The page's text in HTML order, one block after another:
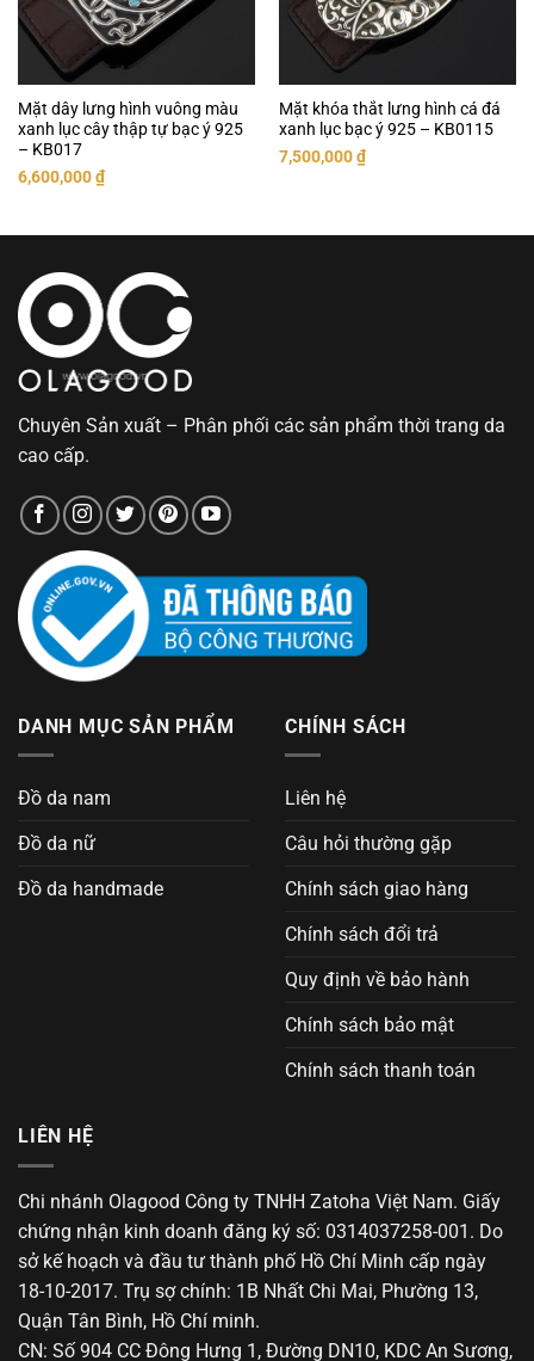
Mặt dây lưng hình vuông màu
xanh lục cây thập tự bạc ý 925
– KB017
6,600,000₫
Mặt khóa thắt lưng hình cá đá
xanh lục bạc ý 925 – KB0115
7,500,000₫
Chuyên Sản xuất – Phân phối các sản phẩm thời trang da
cao cấp.
DANH MỤC SẢN PHẨM
Đồ da nam
Đồ da nữ
Đồ da handmade
CHÍNH SÁCH
Liên hệ
Câu hỏi thường gặp
Chính sách giao hàng
Chính sách đổi trả
Quy định về bảo hành
Chính sách bảo mật
Chính sách thanh toán
LIÊN HỆ
Chi nhánh Olagood Công ty TNHH Zatoha Việt Nam. Giấy
chứng nhận kinh doanh đăng ký số: 0314037258-001. Do
sở kế hoạch và đầu tư thành phố Hồ Chí Minh cấp ngày
18-10-2017. Trụ sợ chính: 1B Nhất Chi Mai, Phường 13,
Quận Tân Bình, Hồ Chí minh.
CN: Số 904 CC Đông Hưng 1, Đường DN10, KDC An Sương,